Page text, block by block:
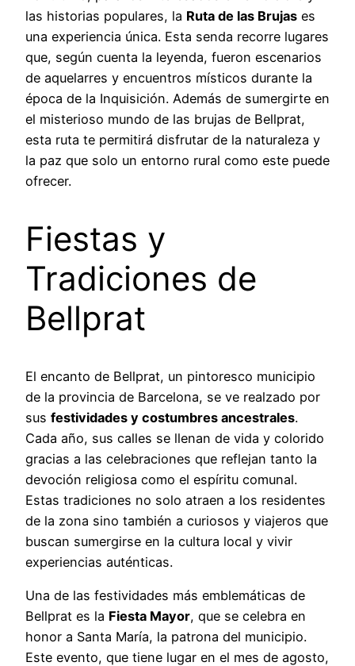
las historias populares, la Ruta de las Brujas es
una experiencia única. Esta senda recorre lugares
que, según cuenta la leyenda, fueron escenarios
de aquelarres y encuentros místicos durante la
época de la Inquisición. Además de sumergirte en
el misterioso mundo de las brujas de Bellprat,
esta ruta te permitirá disfrutar de la naturaleza y
la paz que solo un entorno rural como este puede
ofrecer.
Fiestas y
Tradiciones de
Bellprat
El encanto de Bellprat, un pintoresco municipio
de la provincia de Barcelona, se ve realzado por
sus festividades y costumbres ancestrales.
Cada año, sus calles se llenan de vida y colorido
gracias a las celebraciones que reflejan tanto la
devoción religiosa como el espíritu comunal.
Estas tradiciones no solo atraen a los residentes
de la zona sino también a curiosos y viajeros que
buscan sumergirse en la cultura local y vivir
experiencias auténticas.
Una de las festividades más emblemáticas de
Bellprat es la Fiesta Mayor, que se celebra en
honor a Santa María, la patrona del municipio.
Este evento, que tiene lugar en el mes de agosto,